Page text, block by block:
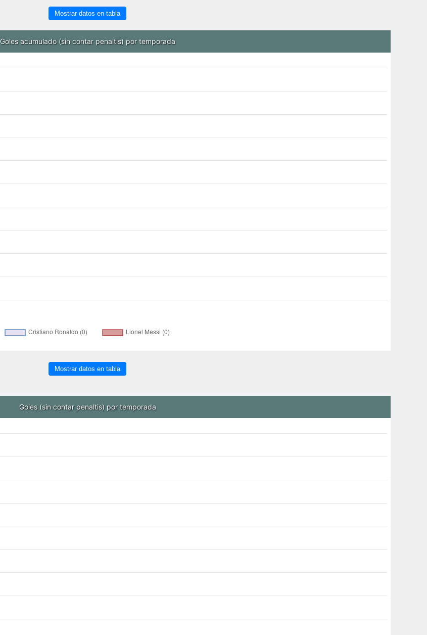
Mostrar datos en tabla
Goles acumulado (sin contar penaltis) por temporada
Mostrar datos en tabla
Goles (sin contar penaltis) por temporada